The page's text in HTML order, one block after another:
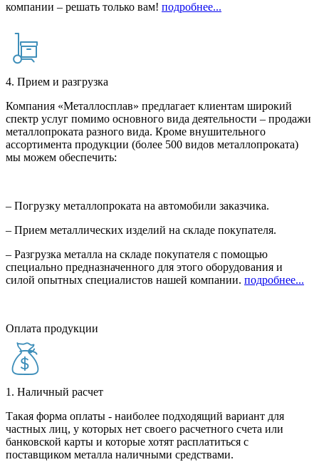
компании – решать только вам! подробнее...
4. Прием и разгрузка
Компания «Металлосплав» предлагает клиентам широкий
спектр услуг помимо основного вида деятельности – продажи
металлопроката разного вида. Кроме внушительного
ассортимента продукции (более 500 видов металлопроката)
мы можем обеспечить:
– Погрузку металлопроката на автомобили заказчика.
– Прием металлических изделий на складе покупателя.
– Разгрузка металла на складе покупателя с помощью
специально предназначенного для этого оборудования и
силой опытных специалистов нашей компании. подробнее...
Оплата продукции
1. Наличный расчет
Такая форма оплаты - наиболее подходящий вариант для
частных лиц, у которых нет своего расчетного счета или
банковской карты и которые хотят расплатиться с
поставщиком металла наличными средствами.